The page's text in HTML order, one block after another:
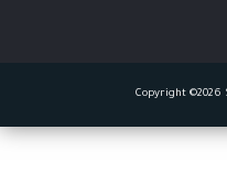
Copyright